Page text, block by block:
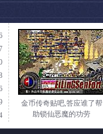
金币传奇贴吧,答应谁了帮
助锁仙恶魔的功劳